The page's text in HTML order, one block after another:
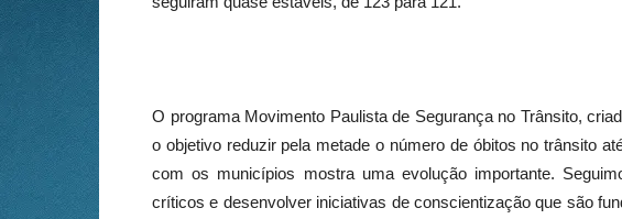
O programa Movimento Paulista de Segurança no Trânsito,
o objetivo reduzir pela metade o número de óbitos no trânsito
com os municípios mostra uma evolução importante.
críticos e desenvolver iniciativas de conscientização que são